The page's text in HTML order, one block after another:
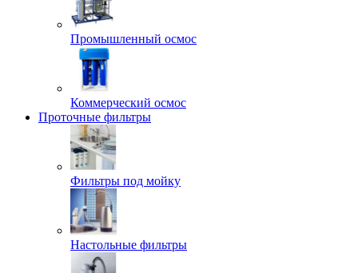
Промышленный осмос
Коммерческий осмос
Проточные фильтры
Фильтры под мойку
Настольные фильтры